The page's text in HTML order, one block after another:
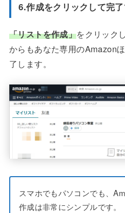
6.作成をクリックして完
「リストを作成」をクリック
からもあなた専用のAmazon
了します。
スマホでもパソコンでも、
作成は非常にシンプルです。